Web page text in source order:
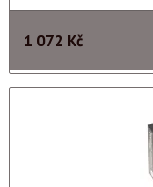
1 072 Kč